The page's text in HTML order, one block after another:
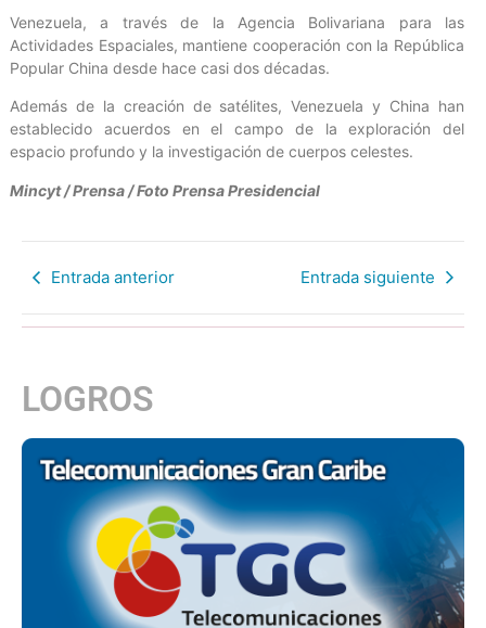
Venezuela, a través de la Agencia Bolivariana para las
Actividades Espaciales, mantiene cooperación con la República
Popular China desde hace casi dos décadas.
Además de la creación de satélites, Venezuela y China han
establecido acuerdos en el campo de la exploración del
espacio profundo y la investigación de cuerpos celestes.
Mincyt / Prensa / Foto Prensa Presidencial
Entrada anterior Entrada siguiente
LOGROS